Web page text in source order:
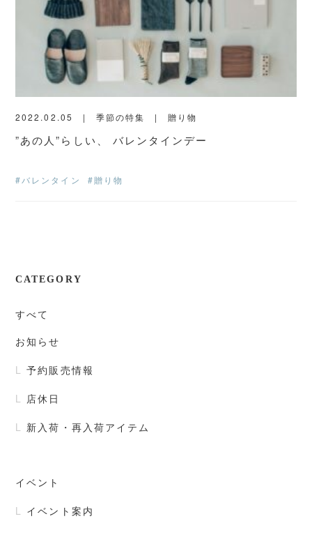
2022.02.05 季節の特集 贈り物
”あの人”らしい、 バレンタインデー
#バレンタイン #贈り物
CATEGORY
すべて
お知らせ
予約販売情報
店休日
新入荷・再入荷アイテム
イベント
イベント案内